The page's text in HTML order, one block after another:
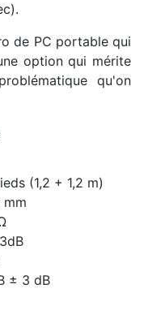
de PC portable qui
option qui mérite
qu'on
(1,2 + 1,2 m)
mm
± 3 dB